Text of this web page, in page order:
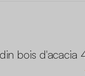
bois d'acacia